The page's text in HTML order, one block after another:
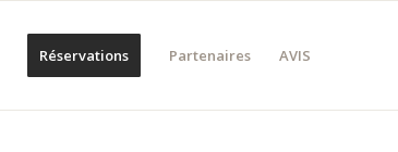
Réservations Partenaires AVIS